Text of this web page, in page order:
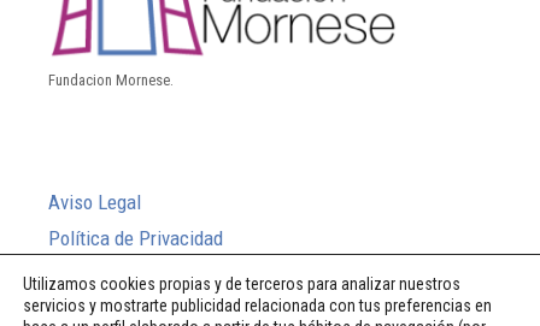
Fundacion Mornese.
Aviso Legal
Política de Privacidad
Política de Cookies
Sistema Interno de Información
Utilizamos cookies propias y de terceros para analizar nuestros
servicios y mostrarte publicidad relacionada con tus preferencias en